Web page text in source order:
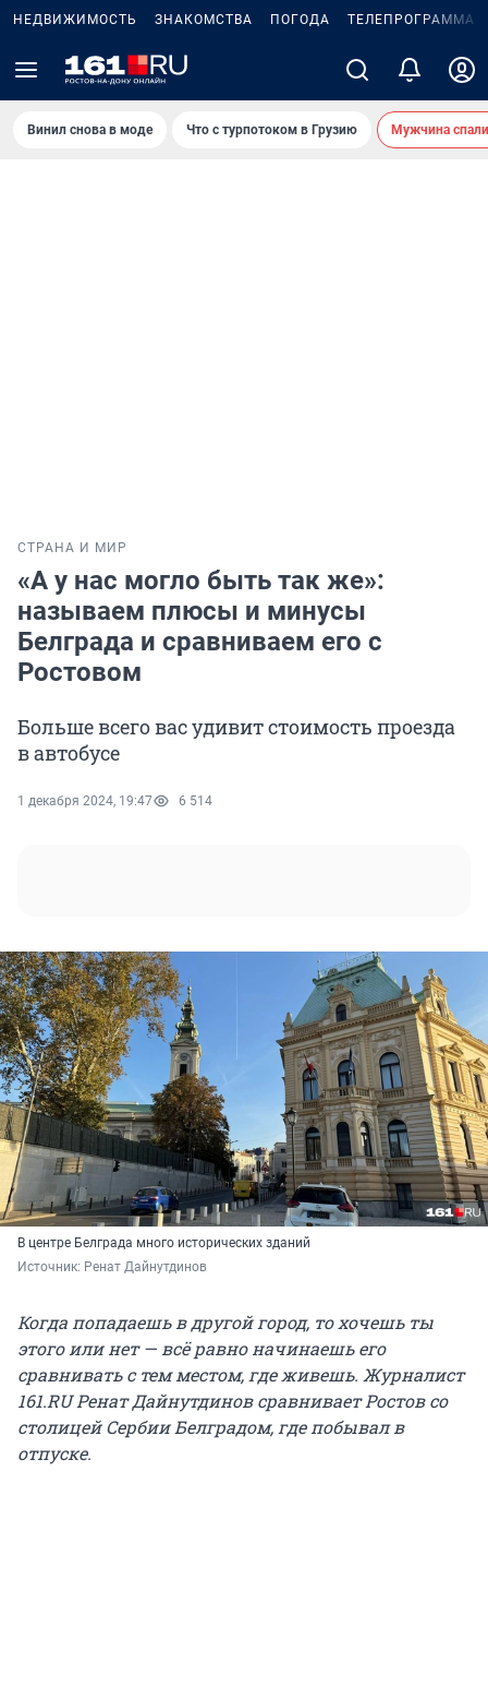
НЕДВИЖИМОСТЬ ЗНАКОМСТВА ПОГОДА ТЕЛЕПРОГРАММА
Винил снова в моде Что с турпотоком в Грузию Мужчина
СТРАНА И МИР
«А у нас могло быть так же»:
называем плюсы и минусы
Белграда и сравниваем его с
Ростовом
Больше всего вас удивит стоимость проезда
в автобусе
1 декабря 2024, 19:47 6 514
В центре Белграда много исторических зданий
Источник: Ренат Дайнутдинов
Когда попадаешь в другой город, то хочешь ты
этого или нет — всё равно начинаешь его
сравнивать с тем местом, где живешь. Журналист
161.RU Ренат Дайнутдинов сравнивает Ростов со
столицей Сербии Белградом, где побывал в
отпуске.